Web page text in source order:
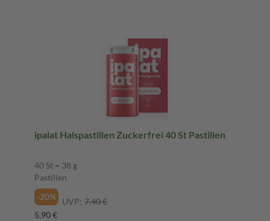
ipalat Halspastillen Zuckerfrei 40 St Pastillen
40 St = 38 g
Pastillen
-20%
UVP: 7,40 €
5,90 €